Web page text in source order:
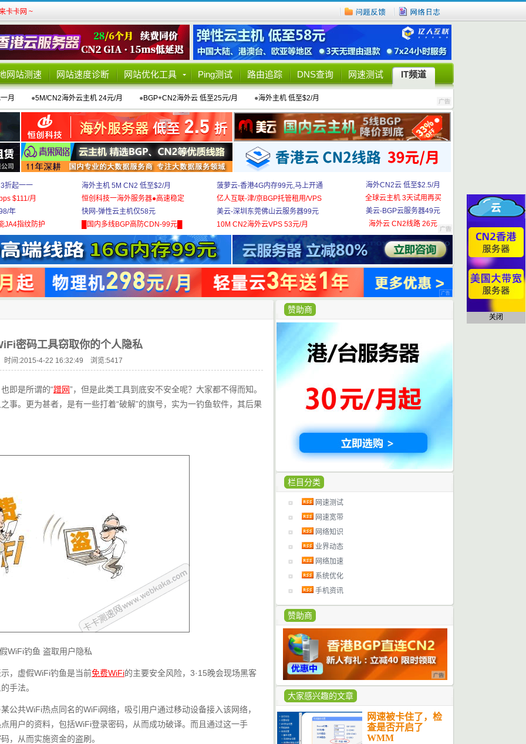
卡卡网 ~
网站测速 网站速度诊断 网站优化工具 Ping测试 路由追踪 DNS查询 网速测试 IT频道
月 ●5M/CN2海外云主机 24元/月 ●BGP+CN2海外云 低至25元/月 ●海外主机 低至$2/月
折起一一
$111/月
年
JA4指纹防护
海外主机 5M CN2 低至$2/月
恒创科技一海外服务器●高速稳定
快网-弹性云主机仅58元
█国内多线BGP高防CDN-99元█
菠萝云-香港4G内存99元,马上开通
亿人互联-津/京BGP托管租用/VPS
美云-深圳东莞佛山云服务器99元
10M CN2海外云VPS 53元/月
海外CN2云 低至$2.5/月
全球云主机 3天试用再买
美云-BGP云服务器49元
海外云 CN2线路 26元
赞助商
栏目分类
网速测试
网速宽带
网络知识
业界动态
网络加速
系统优化
手机资讯
赞助商
大家感兴趣的文章
网速被卡住了，检
查是否开启了
WMM
密码工具窃取你的个人隐私
间:2015-4-22 16:32:49 浏览:5417
即是所谓的“蹭网”，但是此类工具到底安不安全呢？大家都不得而知。
事。更为甚者，是有一些打着“破解”的旗号，实为一钓鱼软件，其后果
WiFi钓鱼 盗取用户隐私
，虚假WiFi钓鱼是当前免费WiFi的主要安全风险，3·15晚会现场黑客
手法。
公共WiFi热点同名的WiFi网络，吸引用户通过移动设备接入该网络，
用户的资料，包括WiFi登录密码，从而成功破译。而且通过这一手
，从而实施资金的盗刷。
关闭